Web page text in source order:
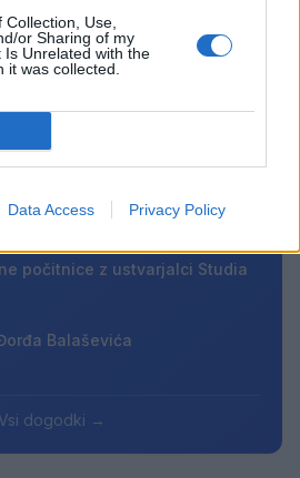
Use,
or Sharing of my
Is Unrelated with the
it was collected.
Data Access Privacy Policy
počitnice z ustvarjalci Studia
Balaševića
Vsi dogodki →